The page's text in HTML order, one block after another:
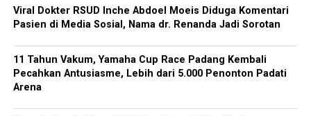
Viral Dokter RSUD Inche Abdoel Moeis Diduga Komentari
Pasien di Media Sosial, Nama dr. Renanda Jadi Sorotan
11 Tahun Vakum, Yamaha Cup Race Padang Kembali
Pecahkan Antusiasme, Lebih dari 5.000 Penonton Padati
Arena